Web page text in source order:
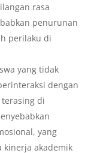
rasa
penurunan
perilaku di
yang tidak
dengan
di
yang
kinerja akademik